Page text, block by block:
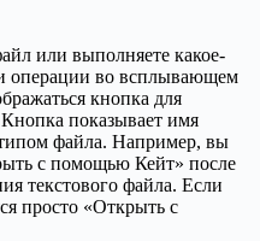
или выполняете какое-
операции во всплывающем
кнопка для
показывает имя
файла. Например, вы
с помощью Кейт» после
текстового файла. Если
просто «Открыть с